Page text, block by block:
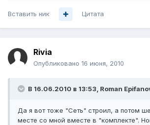
Вставить ник Цитата
Rivia
Опубликовано 16 июня, 2010
В 16.06.2010 в 13:53, Roman
Да я вот тоже "Сеть" строил, а потом
месте со мной вместе в "комплекте".